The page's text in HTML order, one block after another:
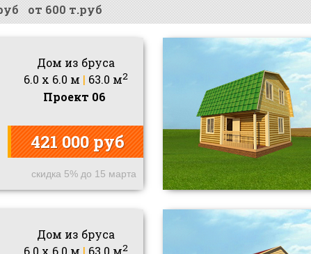
от 600 т.руб
Дом из бруса
6.0 x 6.0 м | 63.0 м2
Проект 06
421 000 руб
скидка 5% до 15 марта
Дом из бруса
2